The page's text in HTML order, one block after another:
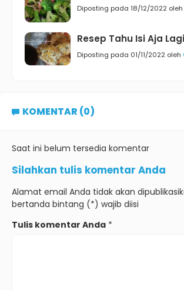
Diposting pada 18/12/2022 oleh
Resep Tahu Isi Aja Lagi
Diposting pada 01/11/2022 oleh
KOMENTAR (0)
Saat ini belum tersedia komentar
Silahkan tulis komentar Anda
Alamat email Anda tidak akan
bertanda bintang (*) wajib diisi
Tulis komentar Anda *